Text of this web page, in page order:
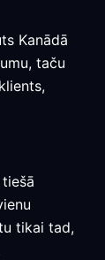
Kanādā
taču
tikai tad,